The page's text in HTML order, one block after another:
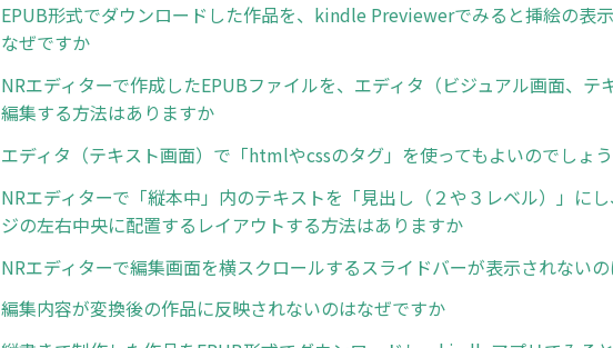
EPUB形式でダウンロードした作品を、kindle Previewerでみると挿絵の表
なぜですか
NRエディターで作成したEPUBファイルを、エディタ（ビジュアル画面、テ
編集する方法はありますか
エディタ（テキスト画面）で「htmlやcssのタグ」を使ってもよいのでしょ
NRエディターで「縦本中」内のテキストを「見出し（２や３レベル）」に
ジの左右中央に配置するレイアウトする方法はありますか
NRエディターで編集画面を横スクロールするスライドバーが表示されない
編集内容が変換後の作品に反映されないのはなぜですか